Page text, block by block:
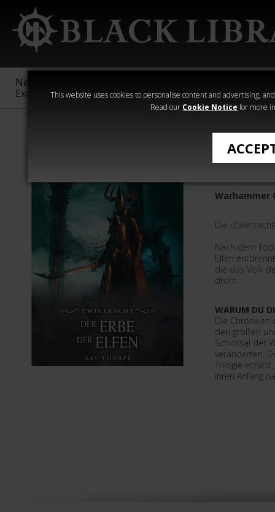
This website uses cookies to personalise content and advertising,
Read our Cookie Notice for more
New &
Exclusive
Sigmar
40,000
Heresy
Der
Warhammer
Die
Nach dem
Elfen
die das Volk
droht.
WARUM DU
Die Chroniken
den großen
Schicksal der
veränderten.
Trilogie
ihren Anfang